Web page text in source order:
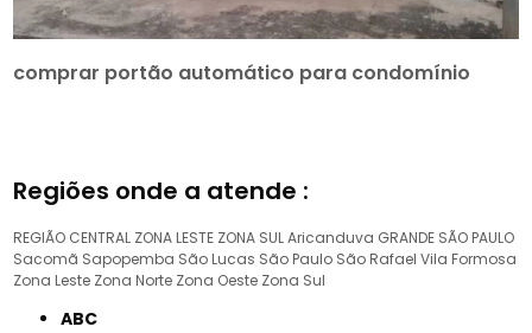
comprar portão automático para condomínio
Regiões onde a atende :
REGIÃO CENTRAL ZONA LESTE ZONA SULAricanduva GRANDE SÃO PAULO
Sacomã Sapopemba São Lucas São Paulo São Rafael Vila Formosa
Zona Leste Zona Norte Zona Oeste Zona Sul
ABC